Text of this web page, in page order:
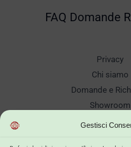
Gestisci
FAQ Domande
Privacy
Chi siamo
Domande e
Showroom
Spedizioni